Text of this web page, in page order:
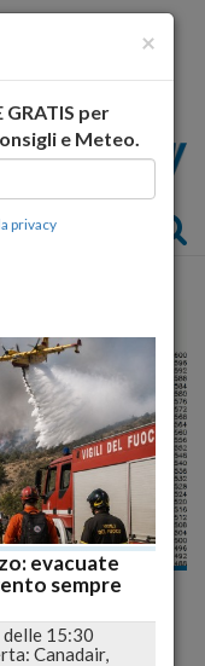
dal 2003.
×
per
e Meteo.
privacy
evacuate
sempre
15:30
Canadair,